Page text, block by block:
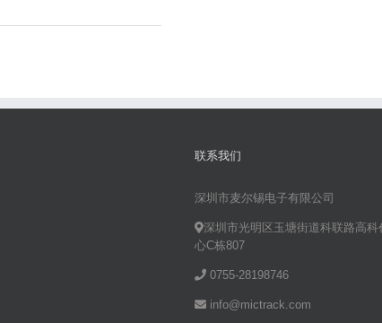
联系我们
深圳市麦尔锡电子有限公司
深圳市光明区玉塘街道科联路高科
心C栋807
0755-28198746
info@mictrack.com